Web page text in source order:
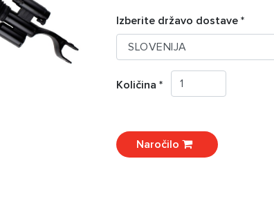
Izberite državo dostave *
Količina *
Naročilo